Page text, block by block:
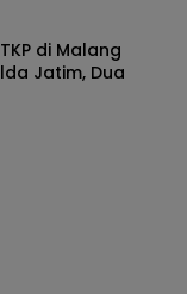
di Malang
Jatim, Dua